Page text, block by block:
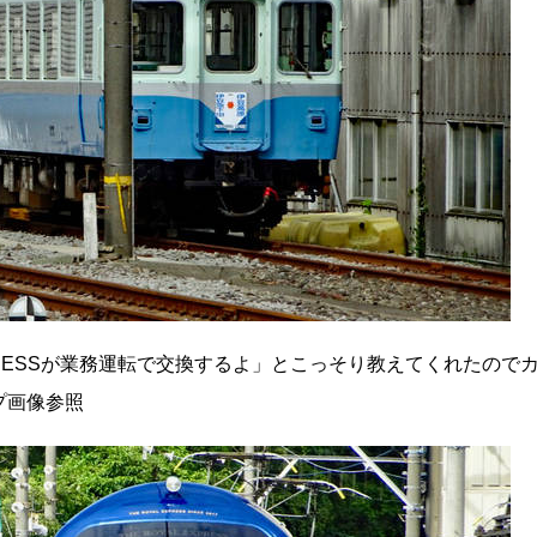
が業務運転で交換するよ」とこっそり教えてくれたので
画像参照